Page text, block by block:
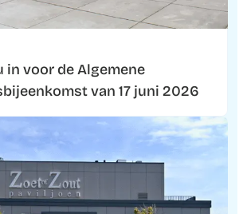
in voor de Algemene
van 17 juni 2026